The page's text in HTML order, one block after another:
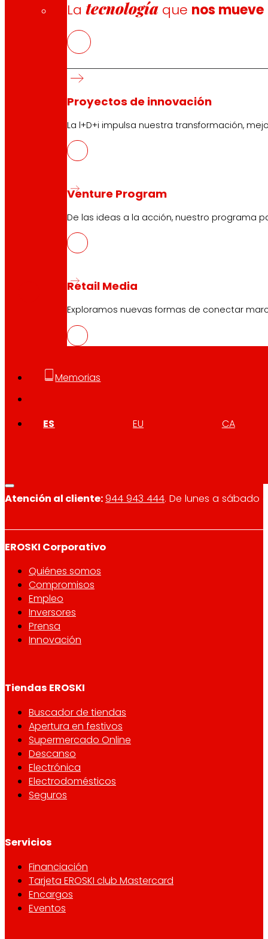
Latecnología que nos mueve
Proyectos de innovación
La l+D+i impulsa nuestra transformación,
Venture Program
De las ideas a la acción, nuestro programa
Retail Media
Exploramos nuevas formas de conectar
Memorias
ES EU CA
Atención al cliente:944 943 444. De lunes a sábado
EROSKI Corporativo
Quiénes somos
Compromisos
Empleo
Inversores
Prensa
Innovación
Tiendas EROSKI
Buscador de tiendas
Apertura en festivos
Supermercado Online
Descanso
Electrónica
Electrodomésticos
Seguros
Servicios
Financiación
Tarjeta EROSKI club Mastercard
Encargos
Eventos